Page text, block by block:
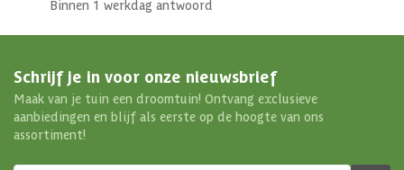
Binnen 1 werkdag antwoord
Schrijf je in voor onze nieuwsbrief
Maak van je tuin een droomtuin! Ontvang exclusieve
aanbiedingen en blijf als eerste op de hoogte van ons
assortiment!